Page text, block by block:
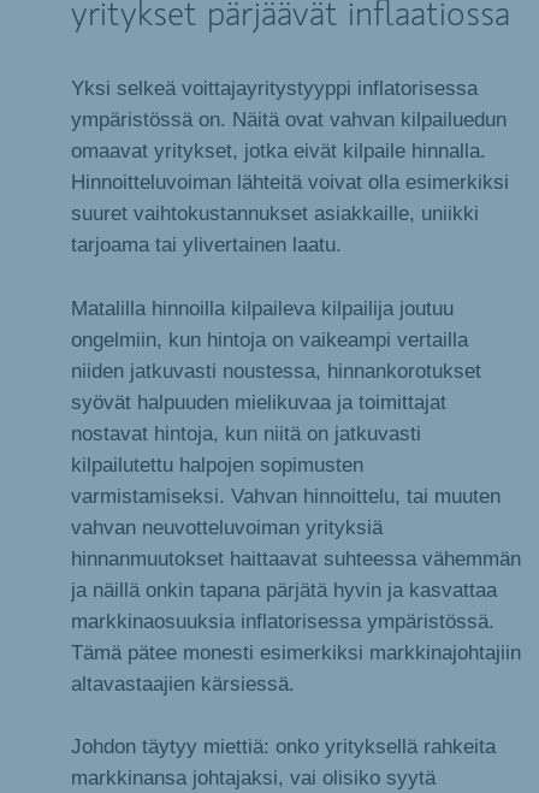
yritykset pärjäävät inflaatiossa
Yksi selkeä voittajayritystyyppi inflatorisessa
ympäristössä on. Näitä ovat vahvan kilpailuedun
omaavat yritykset, jotka eivät kilpaile hinnalla.
Hinnoitteluvoiman lähteitä voivat olla esimerkiksi
suuret vaihtokustannukset asiakkaille, uniikki
tarjoama tai ylivertainen laatu.
Matalilla hinnoilla kilpaileva kilpailija joutuu
ongelmiin, kun hintoja on vaikeampi vertailla
niiden jatkuvasti noustessa, hinnankorotukset
syövät halpuuden mielikuvaa ja toimittajat
nostavat hintoja, kun niitä on jatkuvasti
kilpailutettu halpojen sopimusten
varmistamiseksi. Vahvan hinnoittelu, tai muuten
vahvan neuvotteluvoiman yrityksiä
hinnanmuutokset haittaavat suhteessa vähemmän
ja näillä onkin tapana pärjätä hyvin ja kasvattaa
markkinaosuuksia inflatorisessa ympäristössä.
Tämä pätee monesti esimerkiksi markkinajohtajiin
altavastaajien kärsiessä.
Johdon täytyy miettiä: onko yrityksellä rahkeita
markkinansa johtajaksi, vai olisiko syytä